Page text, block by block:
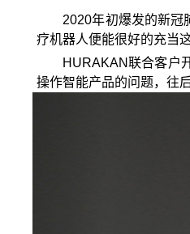
2020年初爆发的新冠
疗机器人便能很好的充当
HURAKAN联合客户
操作智能产品的问题，往